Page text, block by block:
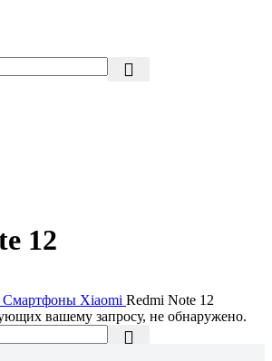
12
Смартфоны Xiaomi Redmi Note 12
вашему запросу, не обнаружено.